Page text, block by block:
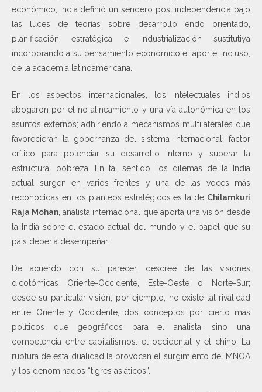
económico, India definió un sendero post independencia bajo
las luces de teorías sobre desarrollo endo orientado,
planificación estratégica e industrialización sustitutiya
incorporando a su pensamiento económico el aporte, incluso,
de la academia latinoamericana.
En los aspectos internacionales, los intelectuales indios
abogaron por el no alineamiento y una vía autonómica en los
asuntos externos; adhiriendo a mecanismos multilaterales que
favorecieran la gobernanza del sistema internacional, factor
crítico para potenciar su desarrollo interno y superar la
estructural pobreza. En tal sentido, los dilemas de la India
actual surgen en varios frentes y una de las voces más
reconocidas en los planteos estratégicos es la de Chilamkuri
Raja Mohan , analista internacional que aporta una visión desde
la India sobre el estado actual del mundo y el papel que su
país debería desempeñar.
De acuerdo con su parecer, descree de las visiones
dicotómicas Oriente-Occidente, Este-Oeste o Norte-Sur;
desde su particular visión, por ejemplo, no existe tal rivalidad
entre Oriente y Occidente, dos conceptos por cierto más
políticos que geográficos para el analista; sino una
competencia entre capitalismos: el occidental y el chino. La
ruptura de esta dualidad la provocan el surgimiento del MNOA
y los denominados “tigres asiáticos”.